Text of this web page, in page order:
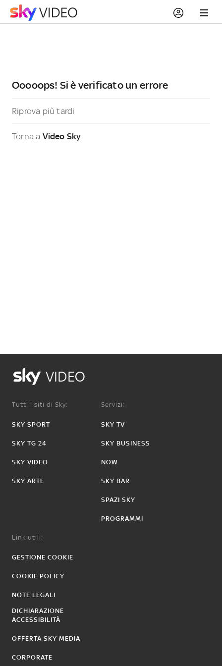
Ooooops! Si è verificato un errore
Riprova più tardi
Torna a Video Sky
VIDEO
Tutti i siti di Sky:
SKY SPORT
SKY TG 24
SKY VIDEO
SKY ARTE
Servizi:
SKY TV
SKY BUSINESS
NOW
SKY BAR
SPAZI SKY
PROGRAMMI
Link utili:
GESTIONE COOKIE
COOKIE POLICY
NOTE LEGALI
DICHIARAZIONE
ACCESSIBILITÀ
OFFERTA SKY MEDIA
CORPORATE